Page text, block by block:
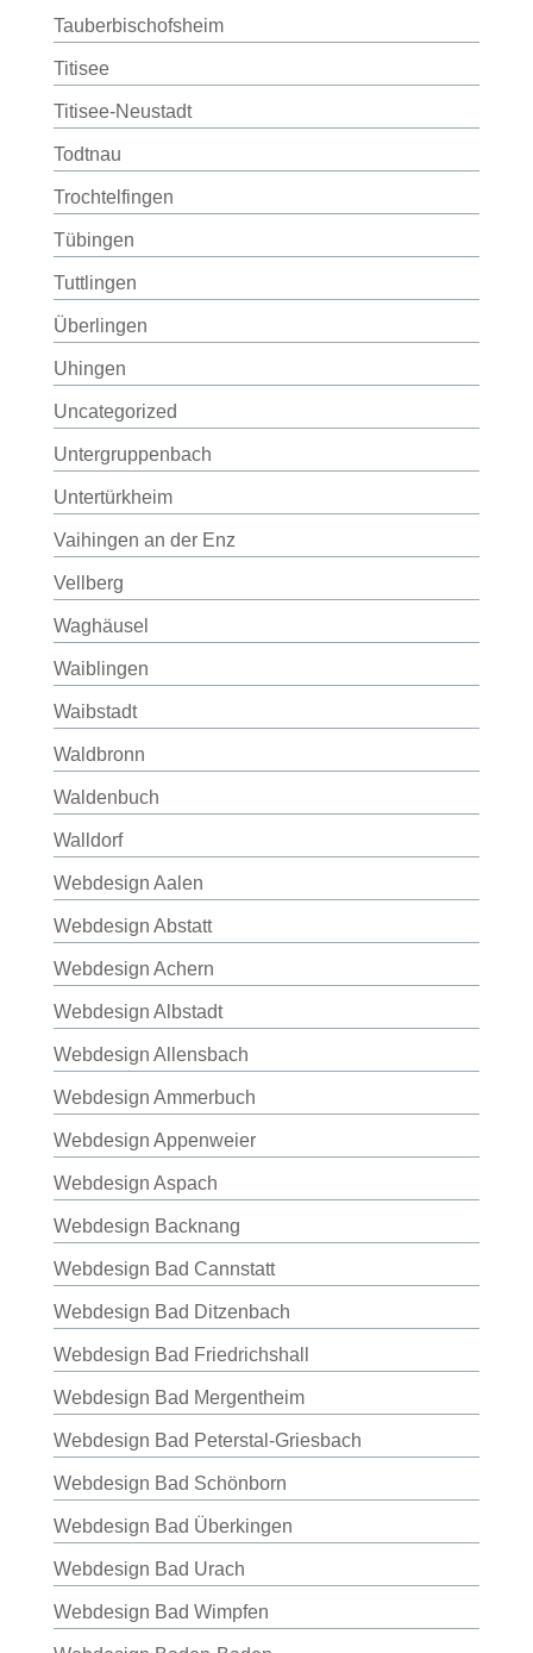
Tauberbischofsheim
Titisee
Titisee-Neustadt
Todtnau
Trochtelfingen
Tübingen
Tuttlingen
Überlingen
Uhingen
Uncategorized
Untergruppenbach
Untertürkheim
Vaihingen an der Enz
Vellberg
Waghäusel
Waiblingen
Waibstadt
Waldbronn
Waldenbuch
Walldorf
Webdesign Aalen
Webdesign Abstatt
Webdesign Achern
Webdesign Albstadt
Webdesign Allensbach
Webdesign Ammerbuch
Webdesign Appenweier
Webdesign Aspach
Webdesign Backnang
Webdesign Bad Cannstatt
Webdesign Bad Ditzenbach
Webdesign Bad Friedrichshall
Webdesign Bad Mergentheim
Webdesign Bad Peterstal-Griesbach
Webdesign Bad Schönborn
Webdesign Bad Überkingen
Webdesign Bad Urach
Webdesign Bad Wimpfen